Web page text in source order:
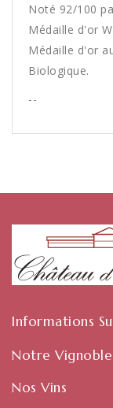
Noté 92/100
Médaille d'or
Médaille d'or
Biologique.
--
Informations
Notre Vignoble
Nos Vins